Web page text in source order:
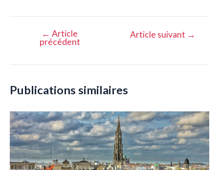
Navigation
← Article
précédent
Article suivant →
Publications similaires